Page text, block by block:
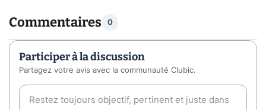
Commentaires 0
Participer à la discussion
Partagez votre avis avec la communauté Clubic.